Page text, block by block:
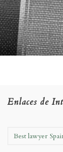
Enlaces de
Best lawyer